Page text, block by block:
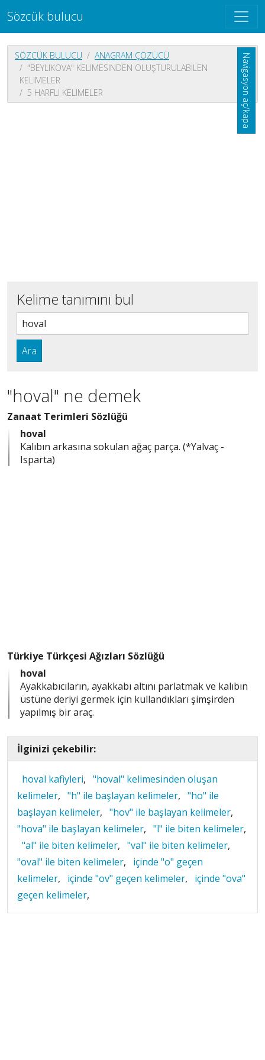
Sözcük bulucu
Navigasyon aç/kapa
SÖZCÜK BULUCU
ANAGRAM ÇÖZÜCÜ
"BEYLIKOVA" KELIMESINDEN OLUŞTURULABILEN
KELIMELER
5 HARFLI KELIMELER
Kelime tanımını bul
Ara
"hoval" ne demek
Zanaat Terimleri Sözlüğü
hoval
Kalıbın arkasına sokulan ağaç parça. (*Yalvaç -
Isparta)
Türkiye Türkçesi Ağızları Sözlüğü
hoval
Ayakkabıcıların, ayakkabı altını parlatmak ve kalıbın
üstüne deriyi germek için kullandıkları şimşirden
yapılmış bir araç.
İlginizi çekebilir:
hoval kafiyleri, "hoval" kelimesinden oluşan
kelimeler, "h" ile başlayan kelimeler, "ho" ile
başlayan kelimeler, "hov" ile başlayan kelimeler,
"hova" ile başlayan kelimeler, "l" ile biten kelimeler,
"al" ile biten kelimeler, "val" ile biten kelimeler,
"oval" ile biten kelimeler,
içinde "o" geçen
kelimeler, içinde "ov" geçen kelimeler,
içinde "ova"
geçen kelimeler,